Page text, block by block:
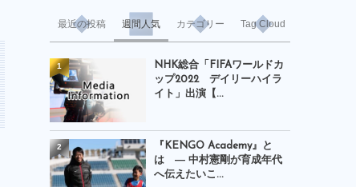
最近の投稿 週間人気 カテゴリー Tag Cloud
NHK総合「FIFAワールドカ
ップ2022 デイリーハイラ
イト」出演【...
1
『KENGO Academy』と
は ― 中村憲剛が育成年代
へ伝えたいこ...
2